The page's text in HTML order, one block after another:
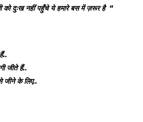
को दुःख नहीं पहुँचे ये हमारे बस में ज़रूर है “
जीते हैं..
जीने के लिए..